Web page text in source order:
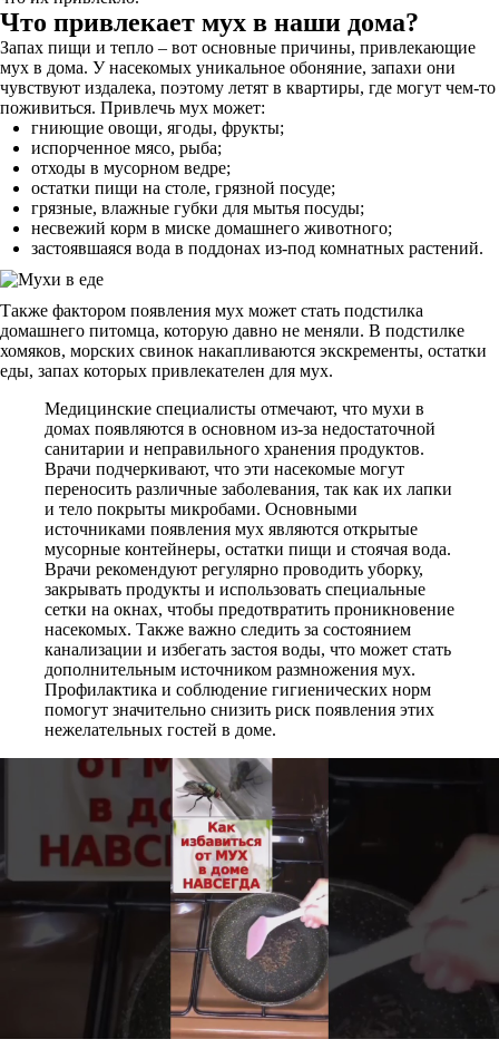
Что привлекает мух в наши дома?
Запах пищи и тепло – вот основные причины, привлекающие
мух в дома. У насекомых уникальное обоняние, запахи они
чувствуют издалека, поэтому летят в квартиры, где могут чем-то
поживиться. Привлечь мух может:
гниющие овощи, ягоды, фрукты;
испорченное мясо, рыба;
отходы в мусорном ведре;
остатки пищи на столе, грязной посуде;
грязные, влажные губки для мытья посуды;
несвежий корм в миске домашнего животного;
застоявшаяся вода в поддонах из-под комнатных растений.
Также фактором появления мух может стать подстилка
домашнего питомца, которую давно не меняли. В подстилке
хомяков, морских свинок накапливаются экскременты, остатки
еды, запах которых привлекателен для мух.
Медицинские специалисты отмечают, что мухи в
домах появляются в основном из-за недостаточной
санитарии и неправильного хранения продуктов.
Врачи подчеркивают, что эти насекомые могут
переносить различные заболевания, так как их лапки
и тело покрыты микробами. Основными
источниками появления мух являются открытые
мусорные контейнеры, остатки пищи и стоячая вода.
Врачи рекомендуют регулярно проводить уборку,
закрывать продукты и использовать специальные
сетки на окнах, чтобы предотвратить проникновение
насекомых. Также важно следить за состоянием
канализации и избегать застоя воды, что может стать
дополнительным источником размножения мух.
Профилактика и соблюдение гигиенических норм
помогут значительно снизить риск появления этих
нежелательных гостей в доме.